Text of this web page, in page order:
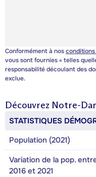
Conformément à nosconditions
vous sont fournies « telles
responsabilité découlant des
exclue.
Découvrez Notre-
STATISTIQUES
Population (2021)
Variation de la pop.
2016 et 2021